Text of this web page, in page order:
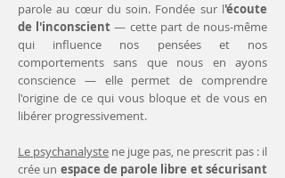
parole au cœur du soin. Fondée sur l'écoute
de l'inconscient— cette part de nous-même
qui influence nos pensées et nos
comportements sans que nous en ayons
conscience — elle permet de comprendre
l'origine de ce qui vous bloque et de vous en
libérer progressivement.
Le psychanalyste ne juge pas, ne prescrit pas : il
crée un espace de parole libre et sécurisant